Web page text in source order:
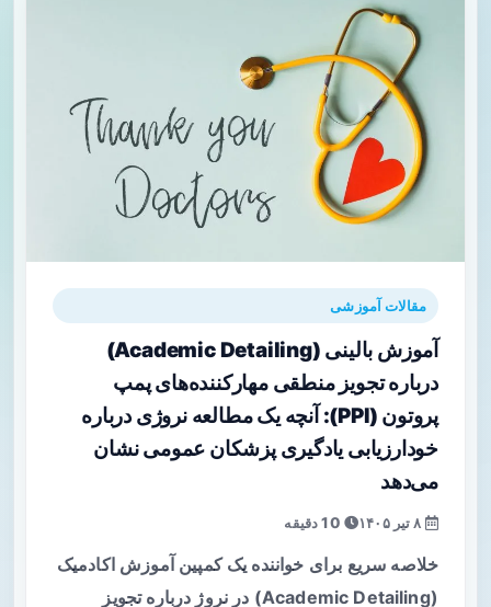
مقالات آموزشی
آموزش بالینی (Academic Detailing)
درباره تجویز منطقی مهارکننده‌های پمپ
پروتون (PPI): آنچه یک مطالعه نروژی درباره
خودارزیابی یادگیری پزشکان عمومی نشان
می‌دهد
خلاصه سریع برای خواننده یک کمپین آموزش اکادمیک
(Academic Detailing) در نروژ درباره تجویز